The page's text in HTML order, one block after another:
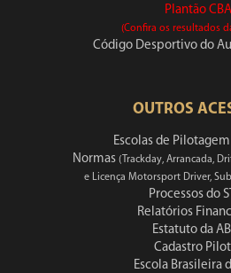
Plantão CBA
(Confira os resultados
Código Desportivo do
OUTROS
Escolas de
Normas (Trackday, Arrancada,
e Licença Motorsport Driver,
Processos do
Relatórios
Estatuto da
Cadastro
Escola Brasileira